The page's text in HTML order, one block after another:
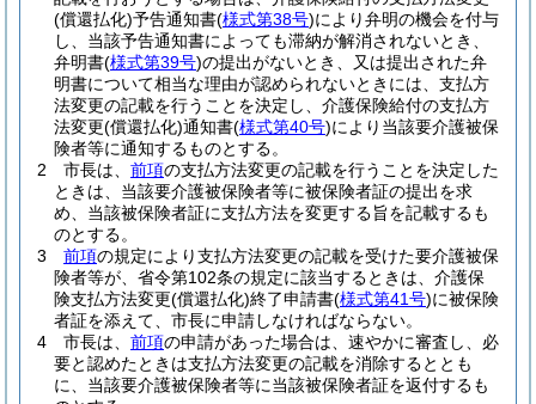
(償還払化)予告通知書(様式第38号)により弁明の機会を付与
し、当該予告通知書によっても滞納が解消されないとき、
弁明書(様式第39号)の提出がないとき、又は提出された弁
明書について相当な理由が認められないときには、支払方
法変更の記載を行うことを決定し、介護保険給付の支払方
法変更(償還払化)通知書(様式第40号)により当該要介護被保
険者等に通知するものとする。
2
市長は、 前項の支払方法変更の記載を行うことを決定した
ときは、当該要介護被保険者等に被保険者証の提出を求
め、当該被保険者証に支払方法を変更する旨を記載するも
のとする。
3
前項の規定により支払方法変更の記載を受けた要介護被保
険者等が、省令第102条の規定に該当するときは、介護保
険支払方法変更(償還払化)終了申請書(様式第41号)に被保険
者証を添えて、市長に申請しなければならない。
4
市長は、 前項の申請があった場合は、速やかに審査し、必
要と認めたときは支払方法変更の記載を消除するととも
に、当該要介護被保険者等に当該被保険者証を返付するも